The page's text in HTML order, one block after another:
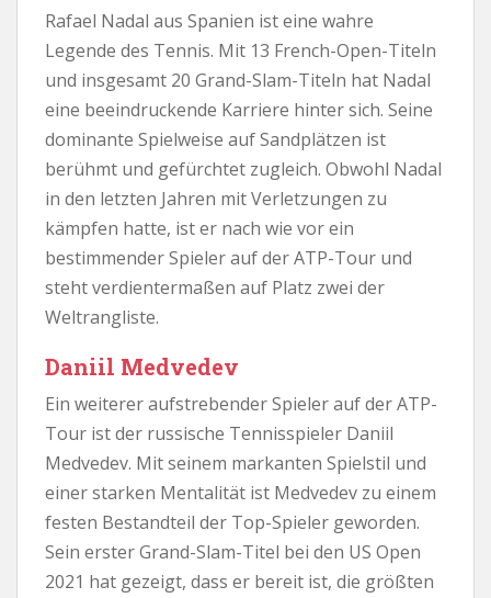
Rafael Nadal aus Spanien ist eine wahre
Legende des Tennis. Mit 13 French-Open-Titeln
und insgesamt 20 Grand-Slam-Titeln hat Nadal
eine beeindruckende Karriere hinter sich. Seine
dominante Spielweise auf Sandplätzen ist
berühmt und gefürchtet zugleich. Obwohl Nadal
in den letzten Jahren mit Verletzungen zu
kämpfen hatte, ist er nach wie vor ein
bestimmender Spieler auf der ATP-Tour und
steht verdientermaßen auf Platz zwei der
Weltrangliste.
Daniil Medvedev
Ein weiterer aufstrebender Spieler auf der ATP-
Tour ist der russische Tennisspieler Daniil
Medvedev. Mit seinem markanten Spielstil und
einer starken Mentalität ist Medvedev zu einem
festen Bestandteil der Top-Spieler geworden.
Sein erster Grand-Slam-Titel bei den US Open
2021 hat gezeigt, dass er bereit ist, die größten